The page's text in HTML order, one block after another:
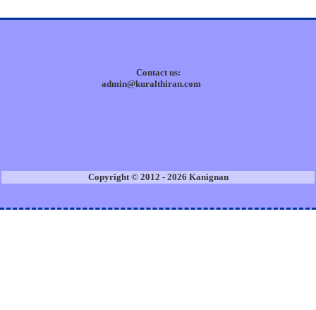
Contact us:
admin@kuralthiran.com
Copyright © 2012 - 2026 Kanignan